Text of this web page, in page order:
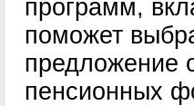
программ,
поможет
предложение
пенсионных